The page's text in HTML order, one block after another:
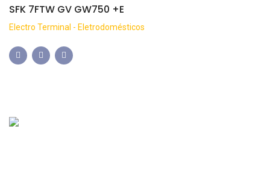
SFK 7FTW GV GW750 +E
Electro Terminal - Eletrodomésticos